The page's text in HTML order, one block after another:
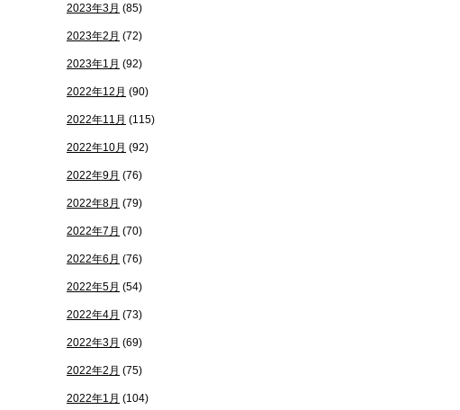
2023年3月 (85)
2023年2月 (72)
2023年1月 (92)
2022年12月 (90)
2022年11月 (115)
2022年10月 (92)
2022年9月 (76)
2022年8月 (79)
2022年7月 (70)
2022年6月 (76)
2022年5月 (54)
2022年4月 (73)
2022年3月 (69)
2022年2月 (75)
2022年1月 (104)